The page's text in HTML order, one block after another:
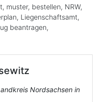
muster, bestellen, NRW,
Liegenschaftsamt,
beantragen,
Nordsachsen in